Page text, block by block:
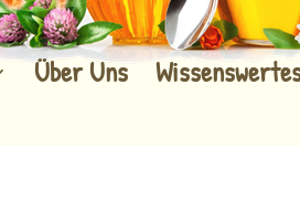
Über Uns